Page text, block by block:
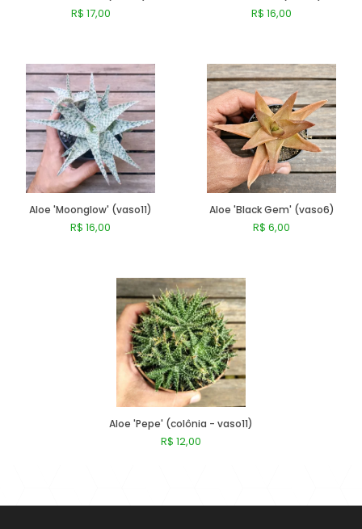
Faucarias
Gibbifloras (Gigantes)
Graptoverias, Graptopetaluns E Graptoseduns
Haworthias E Gasterias
Kalanchoes
Lenophyllum
Pachyphytuns E Pachyverias
R$ 17,00 R$ 16,00
Aloe 'Moonglow' (vaso11)
R$ 16,00
Aloe 'Black Gem' (vaso6)
R$ 6,00
Aloe 'Pepe' (colônia - vaso11)
R$ 12,00